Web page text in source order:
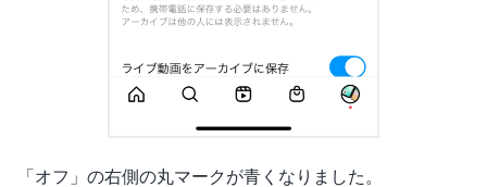
「オフ」の右側の丸マークが青くなりました。